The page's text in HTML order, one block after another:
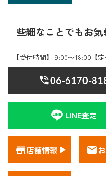
些細なことでもお
【受付時間】 9:00〜18:00【
06-6170-
LINE査定
店舗情報